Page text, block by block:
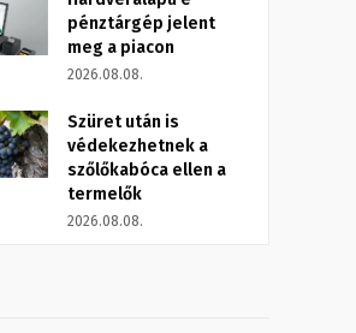
pénztárgép jelent
meg a piacon
2026.08.08.
Szüret után is
védekezhetnek a
szőlőkabóca ellen a
termelők
2026.08.08.